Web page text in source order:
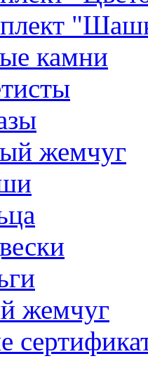
камни
жемчуг
жемчуг